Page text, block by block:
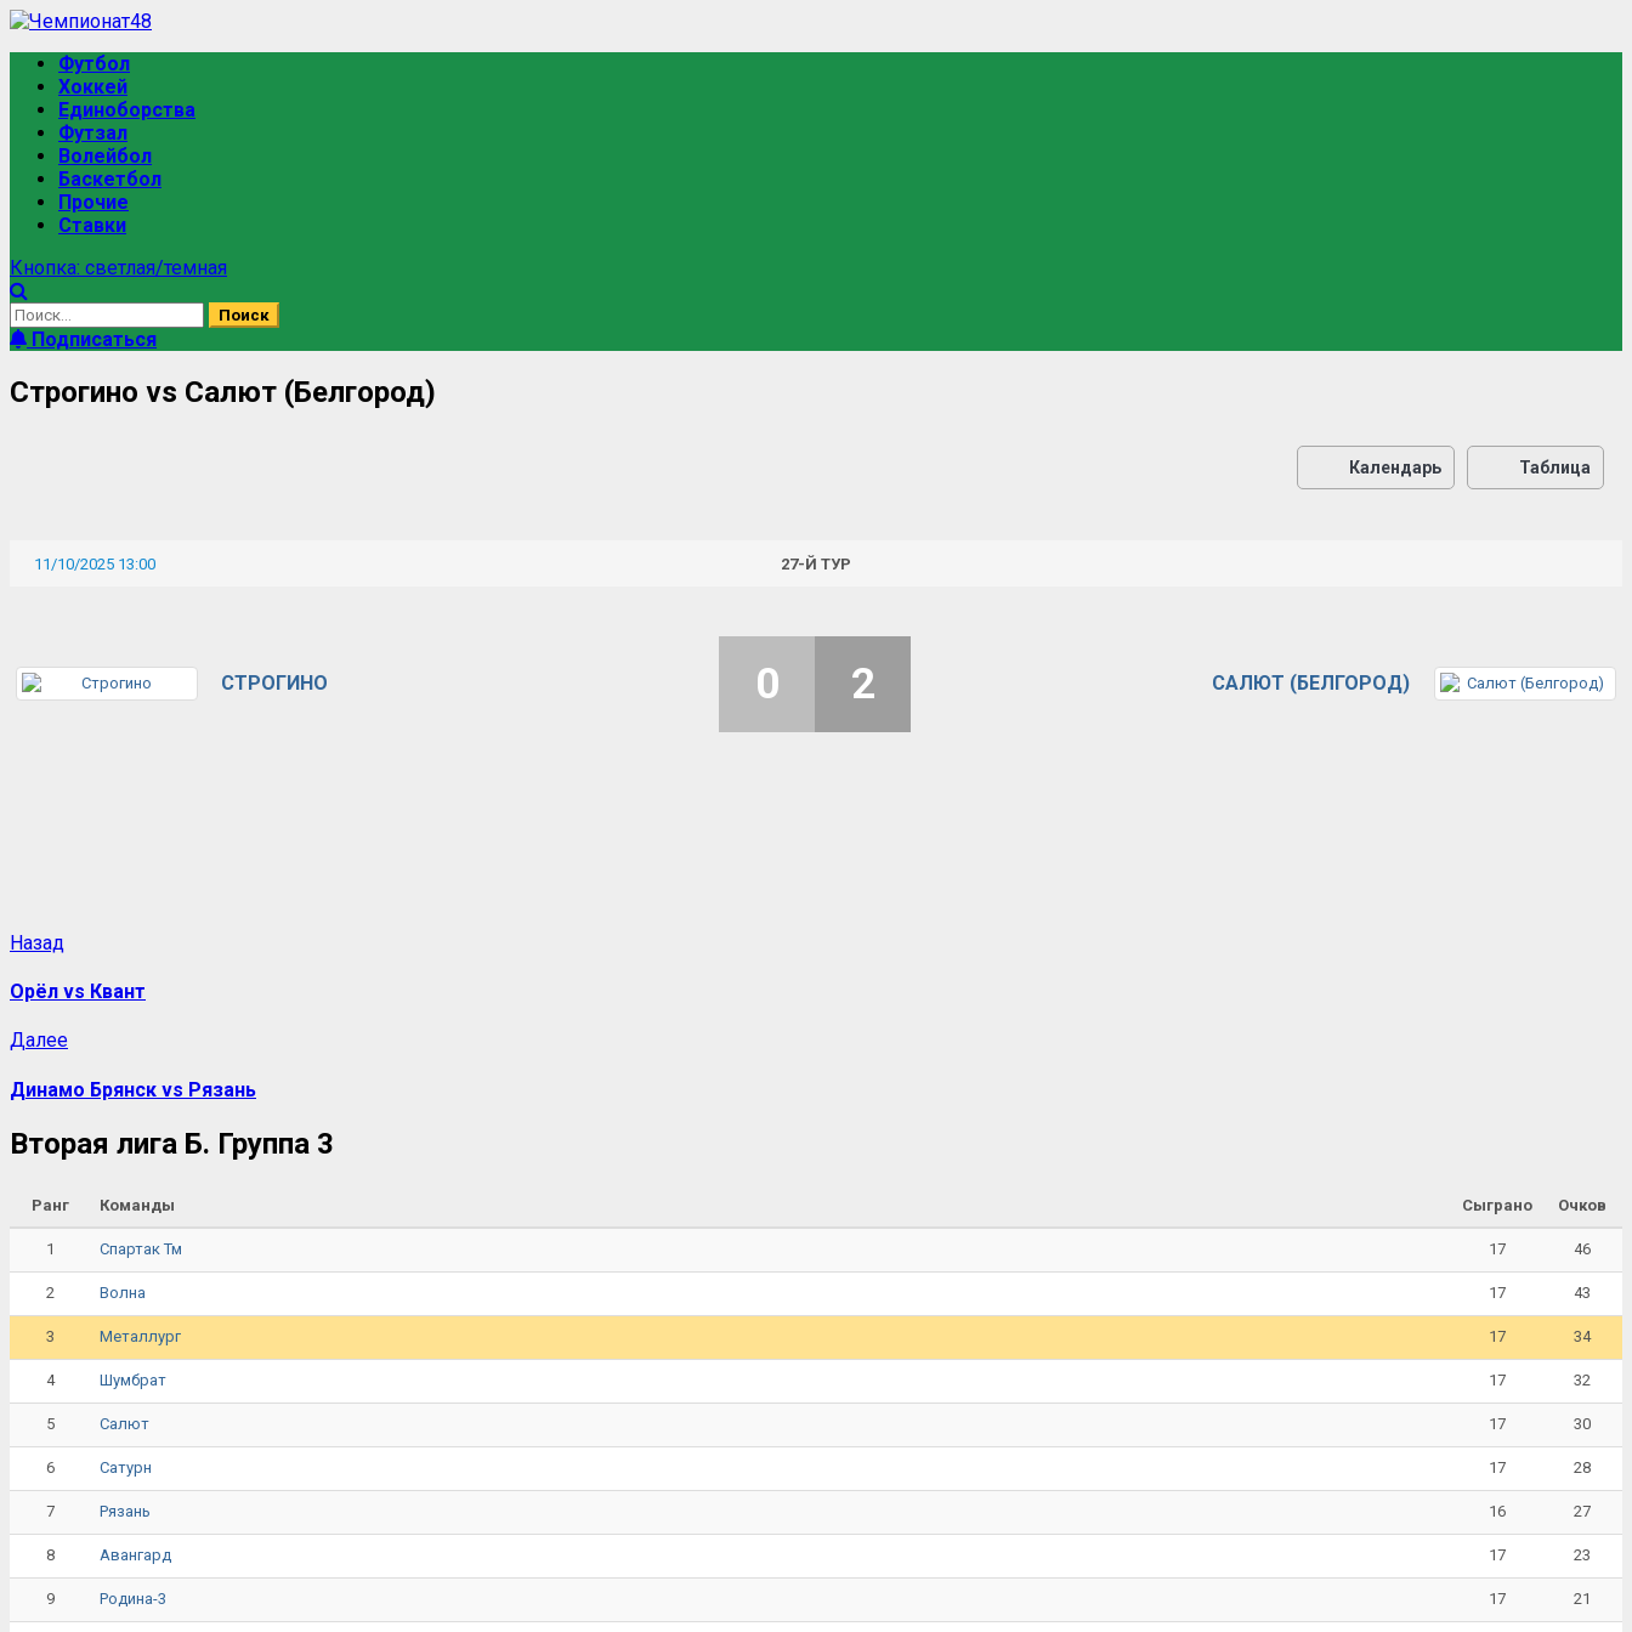
Футбол
Хоккей
Единоборства
Футзал
Волейбол
Баскетбол
Прочие
Ставки
Кнопка: светлая/темная
Подписаться
Строгино vs Салют (Белгород)
Календарь Таблица
11/10/2025 13:00 27-Й ТУР
СТРОГИНО САЛЮТ (БЕЛГОРОД)
0 2
Назад
Орёл vs Квант
Далее
Динамо Брянск vs Рязань
Вторая лига Б. Группа 3
Ранг Команды Сыграно Очков
1 Спартак Тм 17 46
2 Волна 17 43
3 Металлург 17 34
4 Шумбрат 17 32
5 Салют 17 30
6 Сатурн 17 28
7 Рязань 16 27
8 Авангард 17 23
9 Родина-3 17 21